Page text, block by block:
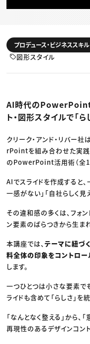
動画配信・映像制作
編集・ライティング
マーケティング
業界解説・キャリア
TOP Creator’s コラ
Webクリエイター
アプリクリエイター
映像クリエイター
C＆R Magazine
セミナー
ニュース・トレンド
Web
映像
ゲーム・エンタメ
広告
出版
CREATIVE VILLAGE
プロフェ
プロデュース・ビジネススキル
図形スタイル
AI時代のPowerPoint
ト・図形スタイルで「ら
クリーク・アンド・リバー
rPointを組み合わせた実践
のPowerPoint活用術（全10
AIでスライドを作成すると
一感がない」「自社らしく
その違和感の多くは、フォ
ン要素のばらつきから生ま
本講座では、テーマに紐づ
料全体の印象をコントロ
します。
一つひとつは小さな要素で
ライドも含めて「らしさ」
「なんとなく整える」から、
再現性のあるデザインコン